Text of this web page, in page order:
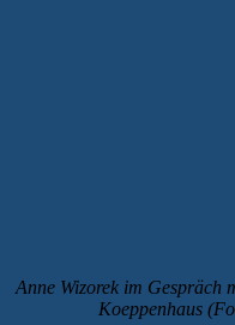
Anne Wizorek im Gespräch
Koeppenhaus